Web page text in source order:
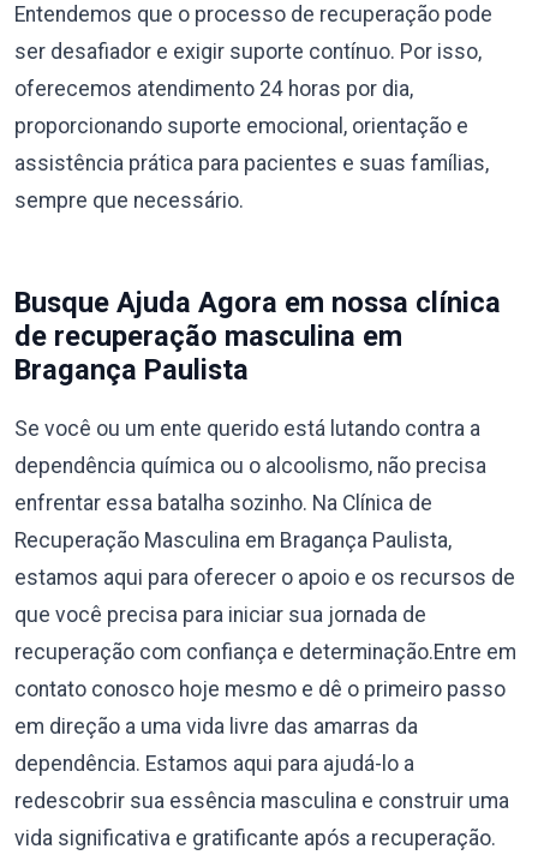
Entendemos que o processo de recuperação pode
ser desafiador e exigir suporte contínuo. Por isso,
oferecemos atendimento 24 horas por dia,
proporcionando suporte emocional, orientação e
assistência prática para pacientes e suas famílias,
sempre que necessário.
Busque Ajuda Agora em nossa clínica
de recuperação masculina em
Bragança Paulista
Se você ou um ente querido está lutando contra a
dependência química ou o alcoolismo, não precisa
enfrentar essa batalha sozinho. Na Clínica de
Recuperação Masculina em Bragança Paulista,
estamos aqui para oferecer o apoio e os recursos de
que você precisa para iniciar sua jornada de
recuperação com confiança e determinação.Entre em
contato conosco hoje mesmo e dê o primeiro passo
em direção a uma vida livre das amarras da
dependência. Estamos aqui para ajudá-lo a
redescobrir sua essência masculina e construir uma
vida significativa e gratificante após a recuperação.